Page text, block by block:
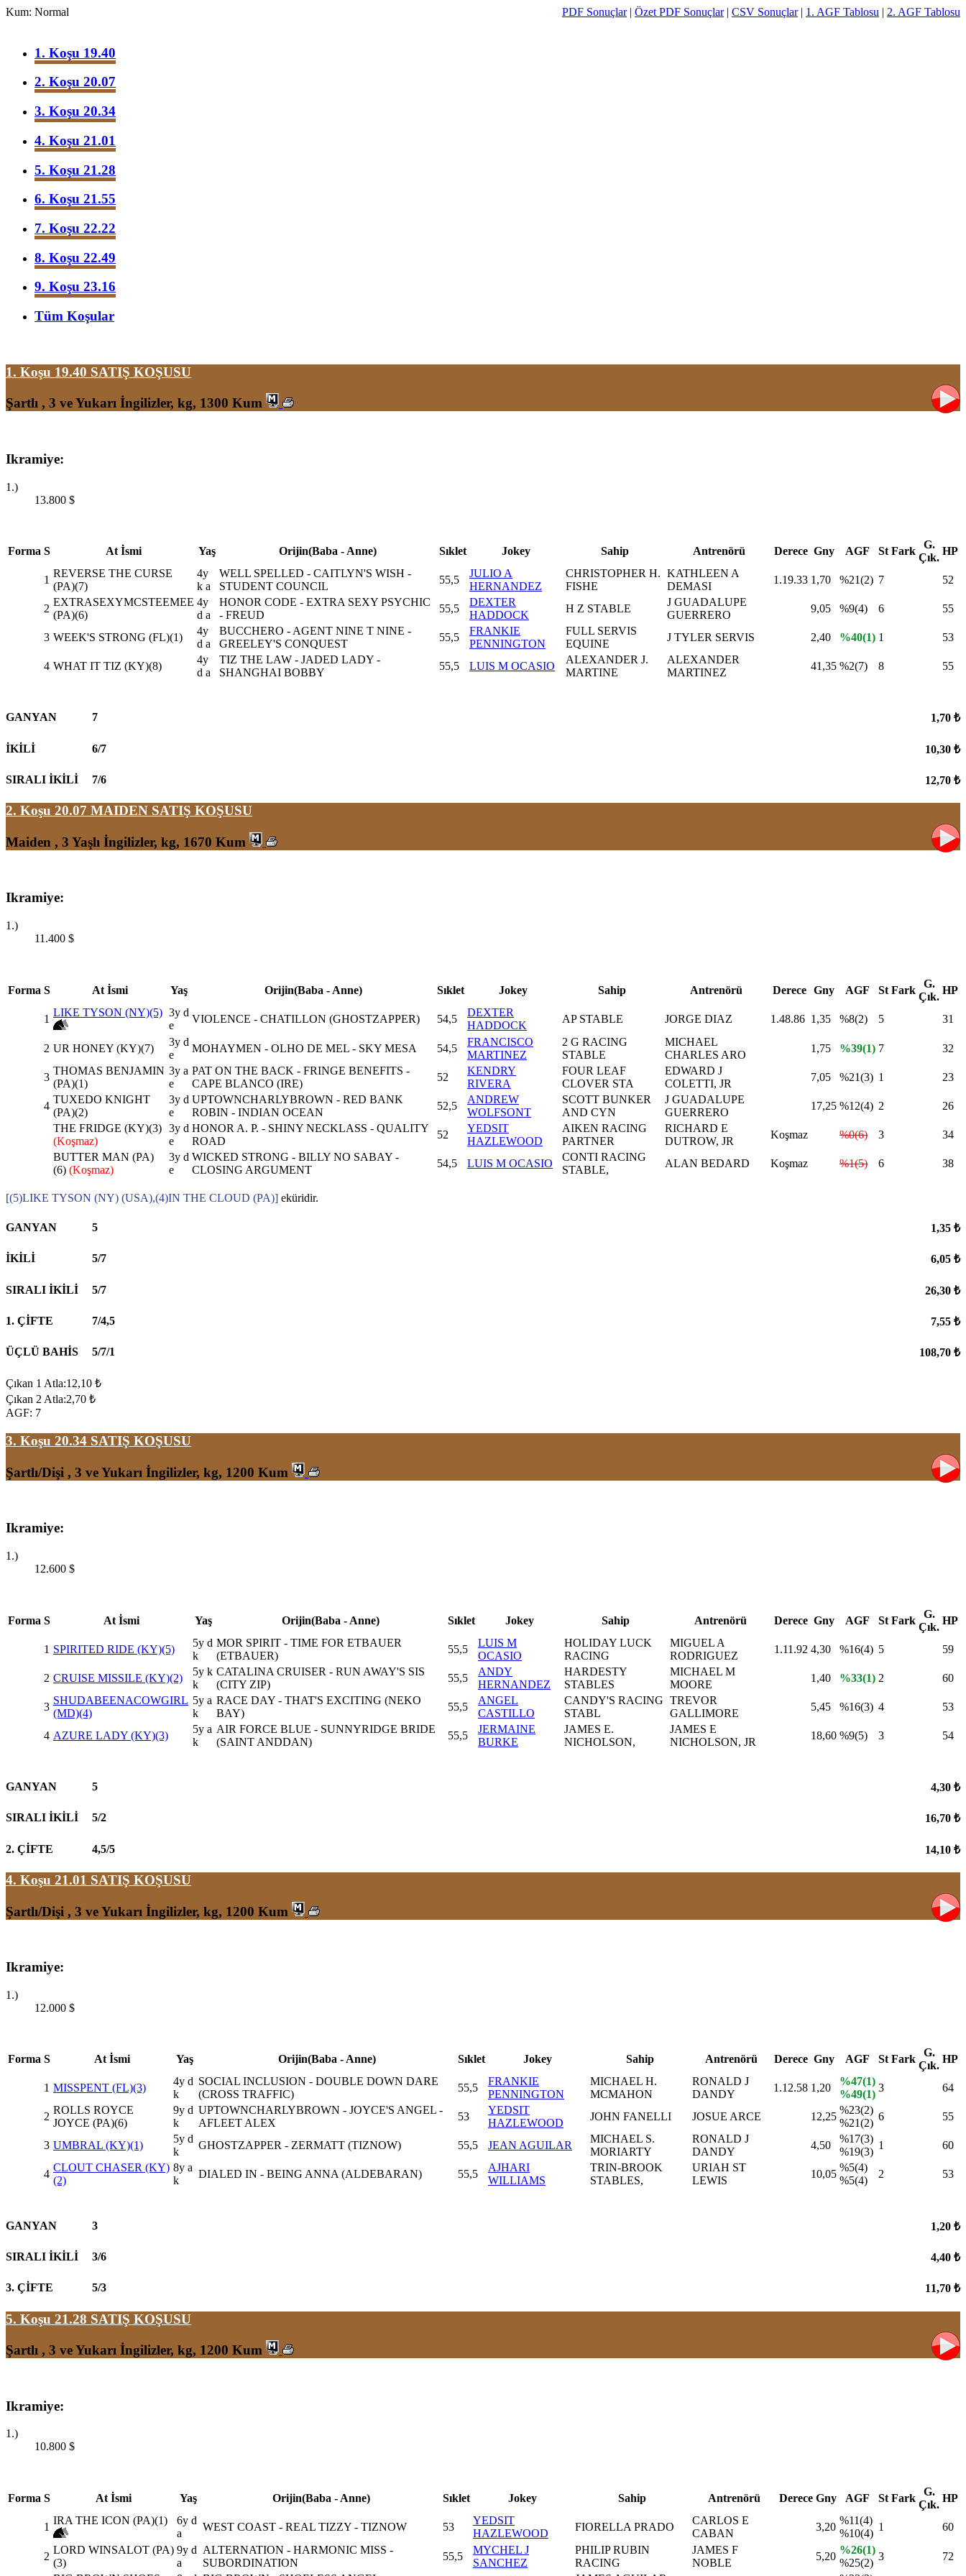
Kum: Normal PDF Sonuçlar| Özet PDF Sonuçlar| CSV Sonuçlar| 1. AGF Tablosu | 2. AGF Tablosu
1. Koşu 19.40
2. Koşu 20.07
3. Koşu 20.34
4. Koşu 21.01
5. Koşu 21.28
6. Koşu 21.55
7. Koşu 22.22
8. Koşu 22.49
9. Koşu 23.16
Tüm Koşular
1. Koşu 19.40 SATIŞ KOŞUSU
Şartlı , 3 ve Yukarı İngilizler, kg, 1300 Kum
Ikramiye:
1.)
13.800 $
Forma S At İsmi Yaş Orijin(Baba - Anne) Sıklet Jokey Sahip Antrenörü Derece Gny AGF St Fark
G.
Çık.
HP
1
REVERSE THE CURSE
(PA)(7)
4y
k a
WELL SPELLED - CAITLYN'S WISH -
STUDENT COUNCIL
55,5
JULIO A
HERNANDEZ
CHRISTOPHER H.
FISHE
KATHLEEN A
DEMASI
1.19.33 1,70 %21(2) 7 52
2
EXTRASEXYMCSTEEMEE
(PA)(6)
4y
d a
HONOR CODE - EXTRA SEXY PSYCHIC
- FREUD
55,5
DEXTER
HADDOCK
H Z STABLE
J GUADALUPE
GUERRERO
9,05 %9(4) 6 55
3 WEEK'S STRONG (FL)(1)
4y
d a
BUCCHERO - AGENT NINE T NINE -
GREELEY'S CONQUEST
55,5
FRANKIE
PENNINGTON
FULL SERVIS
EQUINE
J TYLER SERVIS 2,40 %40(1) 1 53
4 WHAT IT TIZ (KY)(8)
4y
d a
TIZ THE LAW - JADED LADY -
SHANGHAI BOBBY
55,5 LUIS M OCASIO
ALEXANDER J.
MARTINE
ALEXANDER
MARTINEZ
41,35 %2(7) 8 55
GANYAN 7 1,70 ₺
İKİLİ 6/7 10,30 ₺
SIRALI İKİLİ 7/6 12,70 ₺
2. Koşu 20.07 MAIDEN SATIŞ KOŞUSU
Maiden , 3 Yaşlı İngilizler, kg, 1670 Kum
Ikramiye:
1.)
11.400 $
Forma S At İsmi Yaş Orijin(Baba - Anne) Sıklet Jokey Sahip Antrenörü Derece Gny AGF St Fark
G.
Çık.
HP
1
LIKE TYSON (NY)(5) 3y d
e
VIOLENCE - CHATILLON (GHOSTZAPPER) 54,5
DEXTER
HADDOCK
AP STABLE JORGE DIAZ 1.48.86 1,35 %8(2) 5 31
2 UR HONEY (KY)(7)
3y d
e
MOHAYMEN - OLHO DE MEL - SKY MESA 54,5
FRANCISCO
MARTINEZ
2 G RACING
STABLE
MICHAEL
CHARLES ARO
1,75 %39(1) 7 32
3
THOMAS BENJAMIN
(PA)(1)
3y a
e
PAT ON THE BACK - FRINGE BENEFITS -
CAPE BLANCO (IRE)
52
KENDRY
RIVERA
FOUR LEAF
CLOVER STA
EDWARD J
COLETTI, JR
7,05 %21(3) 1 23
4
TUXEDO KNIGHT
(PA)(2)
3y d
e
UPTOWNCHARLYBROWN - RED BANK
ROBIN - INDIAN OCEAN
52,5
ANDREW
WOLFSONT
SCOTT BUNKER
AND CYN
J GUADALUPE
GUERRERO
17,25 %12(4) 2
26
THE FRIDGE (KY)(3)
(Koşmaz)
3y d
e
HONOR A. P. - SHINY NECKLASS - QUALITY
ROAD
52
YEDSIT
HAZLEWOOD
AIKEN RACING
PARTNER
RICHARD E
DUTROW, JR
Koşmaz %0(6) 3
34
BUTTER MAN (PA)
(6) (Koşmaz)
3y d
e
WICKED STRONG - BILLY NO SABAY -
CLOSING ARGUMENT
54,5 LUIS M OCASIO
CONTI RACING
STABLE,
ALAN BEDARD Koşmaz %1(5) 6 38
[(5)LIKE TYSON (NY) (USA),(4)IN THE CLOUD (PA)] eküridir.
GANYAN 5 1,35 ₺
İKİLİ 5/7 6,05 ₺
SIRALI İKİLİ 5/7 26,30 ₺
1. ÇİFTE 7/4,5 7,55 ₺
ÜÇLÜ BAHİS 5/7/1 108,70 ₺
Çıkan 1 Atla:12,10 ₺
Çıkan 2 Atla:2,70 ₺
AGF: 7
3. Koşu 20.34 SATIŞ KOŞUSU
Şartlı/Dişi , 3 ve Yukarı İngilizler, kg, 1200 Kum
Ikramiye:
1.)
12.600 $
Forma S At İsmi Yaş Orijin(Baba - Anne) Sıklet Jokey Sahip Antrenörü Derece Gny AGF St Fark
G.
Çık.
HP
1 SPIRITED RIDE (KY)(5)
5y d
k
MOR SPIRIT - TIME FOR ETBAUER
(ETBAUER)
55,5
LUIS M
OCASIO
HOLIDAY LUCK
RACING
MIGUEL A
RODRIGUEZ
1.11.92 4,30 %16(4) 5 59
2 CRUISE MISSILE (KY)(2)
5y k
k
CATALINA CRUISER - RUN AWAY'S SIS
(CITY ZIP)
55,5
ANDY
HERNANDEZ
HARDESTY
STABLES
MICHAEL M
MOORE
1,40 %33(1) 2 60
3
SHUDABEENACOWGIRL
(MD)(4)
5y a
k
RACE DAY - THAT'S EXCITING (NEKO
BAY)
55,5
ANGEL
CASTILLO
CANDY'S RACING
STABL
TREVOR
GALLIMORE
5,45 %16(3) 4 53
4 AZURE LADY (KY)(3)
5y a
k
AIR FORCE BLUE - SUNNYRIDGE BRIDE
(SAINT ANDDAN)
55,5
JERMAINE
BURKE
JAMES E.
NICHOLSON,
JAMES E
NICHOLSON, JR
18,60 %9(5) 3 54
GANYAN 5 4,30 ₺
SIRALI İKİLİ 5/2 16,70 ₺
2. ÇİFTE 4,5/5 14,10 ₺
4. Koşu 21.01 SATIŞ KOŞUSU
Şartlı/Dişi , 3 ve Yukarı İngilizler, kg, 1200 Kum
Ikramiye:
1.)
12.000 $
Forma S At İsmi Yaş Orijin(Baba - Anne) Sıklet Jokey Sahip Antrenörü Derece Gny AGF St Fark
G.
Çık.
HP
1 MISSPENT (FL)(3)
4y d
k
SOCIAL INCLUSION - DOUBLE DOWN DARE
(CROSS TRAFFIC)
55,5
FRANKIE
PENNINGTON
MICHAEL H.
MCMAHON
RONALD J
DANDY
1.12.58 1,20
%47(1)
%49(1)
3 64
2
ROLLS ROYCE
JOYCE (PA)(6)
9y d
k
UPTOWNCHARLYBROWN - JOYCE'S ANGEL -
AFLEET ALEX
53
YEDSIT
HAZLEWOOD
JOHN FANELLI JOSUE ARCE 12,25
%23(2)
%21(2)
6 55
3 UMBRAL (KY)(1)
5y d
k
GHOSTZAPPER - ZERMATT (TIZNOW) 55,5 JEAN AGUILAR
MICHAEL S.
MORIARTY
RONALD J
DANDY
4,50
%17(3)
%19(3)
1 60
4
CLOUT CHASER (KY)
(2)
8y a
k
DIALED IN - BEING ANNA (ALDEBARAN) 55,5
AJHARI
WILLIAMS
TRIN-BROOK
STABLES,
URIAH ST
LEWIS
10,05
%5(4)
%5(4)
2 53
GANYAN 3 1,20 ₺
SIRALI İKİLİ 3/6 4,40 ₺
3. ÇİFTE 5/3 11,70 ₺
5. Koşu 21.28 SATIŞ KOŞUSU
Şartlı , 3 ve Yukarı İngilizler, kg, 1200 Kum
Ikramiye:
1.)
10.800 $
Forma S At İsmi Yaş Orijin(Baba - Anne) Sıklet Jokey Sahip Antrenörü Derece Gny AGF St Fark
G.
Çık.
HP
1
IRA THE ICON (PA)(1)
6y d
a
WEST COAST - REAL TIZZY - TIZNOW 53
YEDSIT
HAZLEWOOD
FIORELLA PRADO
CARLOS E
CABAN
3,20
%11(4)
%10(4)
1 60
2
LORD WINSALOT (PA)
(3)
9y d
a
ALTERNATION - HARMONIC MISS -
SUBORDINATION
55,5
MYCHEL J
SANCHEZ
PHILIP RUBIN
RACING
JAMES F
NOBLE
5,20
%26(1)
%25(2)
3
72